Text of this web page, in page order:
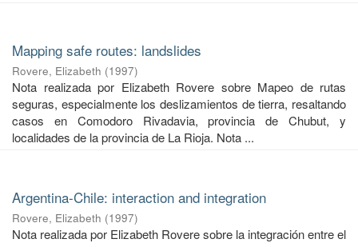
Mapping safe routes: landslides
Rovere, Elizabeth (1997)
Nota realizada por Elizabeth Rovere sobre Mapeo de rutas
seguras, especialmente los deslizamientos de tierra, resaltando
casos en Comodoro Rivadavia, provincia de Chubut, y
localidades de la provincia de La Rioja. Nota ...
Argentina-Chile: interaction and integration
Rovere, Elizabeth (1997)
Nota realizada por Elizabeth Rovere sobre la integración entre el